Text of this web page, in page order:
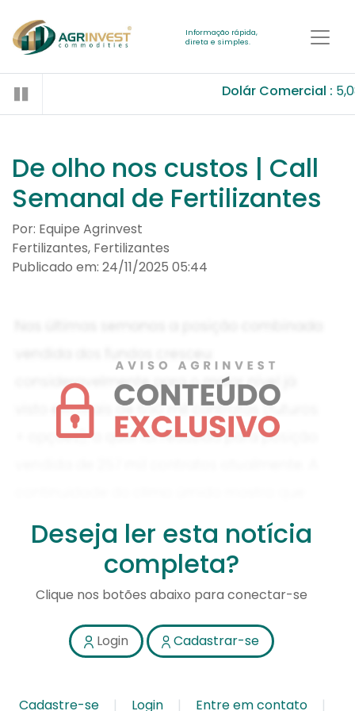
Informação rápida,
direta e simples.
Dolár Comercial :
De olho nos custos | Call
Semanal de Fertilizantes
Por: Equipe Agrinvest
Fertilizantes, Fertilizantes
Publicado em: 24/11/2025 05:44
Deseja ler esta notícia
completa?
Clique nos botões abaixo para conectar-se
Login Cadastrar-se
Cadastre-se Login Entre em contato